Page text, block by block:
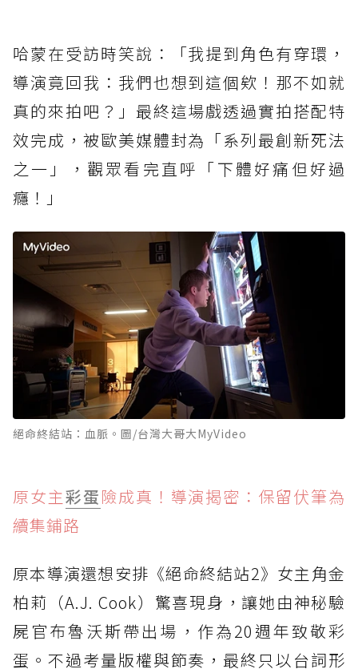
哈蒙在受訪時笑說：「我提到角色有穿環，
導演竟回我：我們也想到這個欸！那不如就
真的來拍吧？」最終這場戲透過實拍搭配特
效完成，被歐美媒體封為「系列最創新死法
之一」，觀眾看完直呼「下體好痛但好過
癮！」
絕命終結站：血脈。圖/台灣大哥大MyVideo
原女主彩蛋險成真！導演揭密：保留伏筆為
續集鋪路
原本導演還想安排《絕命終結站2》女主角金
柏莉（A.J. Cook）驚喜現身，讓她由神秘驗
屍官布魯沃斯帶出場，作為20週年致敬彩
蛋。不過考量版權與節奏，最終只以台詞形